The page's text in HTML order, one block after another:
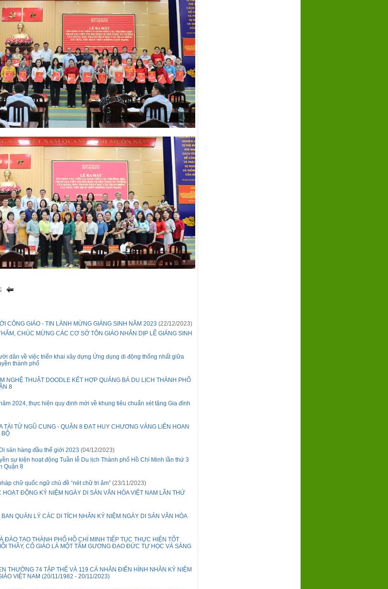
CÔNG GIÁO - TIN LÀNH MỪNG GIÁNG SINH NĂM 2023 (22/12/2023)
CHÚC MỪNG CÁC CƠ SỞ TÔN GIÁO NHÂN DỊP LỄ GIÁNG SINH
dân về việc triển khai xây dựng Ứng dụng di động thống nhất giữa
thành phố
NGHỆ THUẬT DOODLE KẾT HỢP QUẢNG BÁ DU LỊCH THÀNH PHỐ
8
2024, thực hiện quy định mới về khung tiêu chuẩn xét tặng Gia đình
TÀI TỬ NGŨ CUNG - QUẬN 8 ĐẠT HUY CHƯƠNG VÀNG LIÊN HOAN
BỘ
sản hàng đầu thế giới 2023 (04/12/2023)
sự kiện hoạt động Tuần lễ Du lịch Thành phố Hồ Chí Minh lần thứ 3
Quận 8
chữ quốc ngữ chủ đề “nét chữ tri âm” (23/11/2023)
HOẠT ĐỘNG KỶ NIỆM NGÀY DI SẢN VĂN HÓA VIỆT NAM LẦN THỨ
QUẢN LÝ CÁC DI TÍCH NHÂN KỶ NIỆM NGÀY DI SẢN VĂN HÓA
ĐÀO TẠO THÀNH PHỐ HỒ CHÍ MINH TIẾP TỤC THỰC HIỆN TỐT
THẦY, CÔ GIÁO LÀ MỘT TẤM GƯƠNG ĐẠO ĐỨC TỰ HỌC VÀ SÁNG
THƯỞNG 74 TẬP THỂ VÀ 119 CÁ NHÂN ĐIỂN HÌNH NHÂN KỶ NIỆM
VIỆT NAM (20/11/1982 - 20/11/2023)